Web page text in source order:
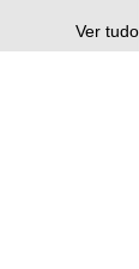
Ver tudo